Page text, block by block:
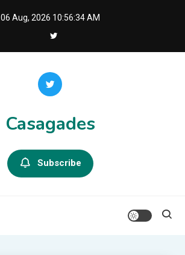
06 Aug, 2026 10:56:35 AM
Casagades
Subscribe